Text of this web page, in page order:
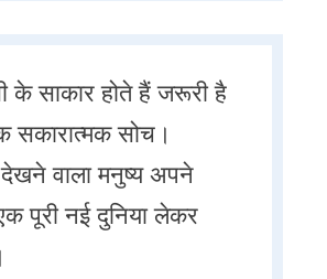
के साकार होते हैं जरूरी है
सकारात्मक सोच।
वाला मनुष्य अपने
पूरी नई दुनिया लेकर